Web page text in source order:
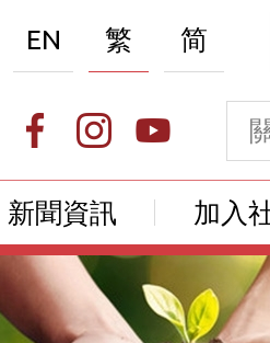
EN 繁 简
新聞資訊 加入